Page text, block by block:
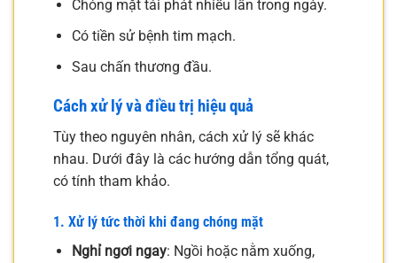
Chóng mặt tái phát nhiều lần trong ngày.
Có tiền sử bệnh tim mạch.
Sau chấn thương đầu.
Cách xử lý và điều trị hiệu quả
Tùy theo nguyên nhân, cách xử lý sẽ khác
nhau. Dưới đây là các hướng dẫn tổng quát,
có tính tham khảo.
1. Xử lý tức thời khi đang chóng mặt
Nghỉ ngơi ngay: Ngồi hoặc nằm xuống,